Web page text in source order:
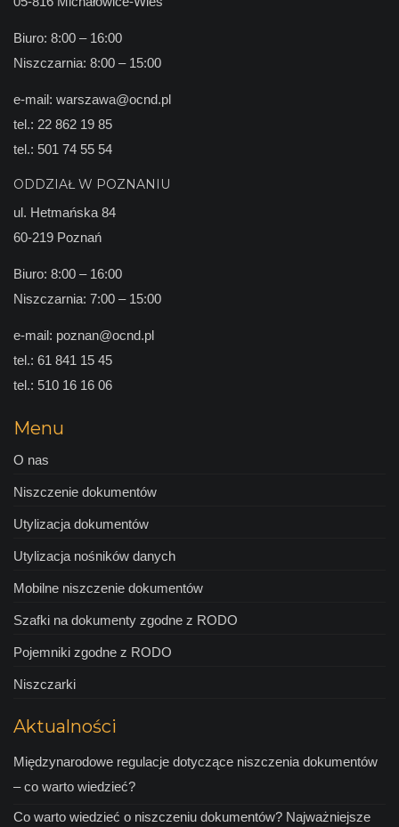
Biuro: 8:00 – 16:00
Niszczarnia: 8:00 – 15:00
e-mail: warszawa@ocnd.pl
tel.: 22 862 19 85
tel.: 501 74 55 54
ODDZIAŁ W POZNANIU
ul. Hetmańska 84
60-219 Poznań
Biuro: 8:00 – 16:00
Niszczarnia: 7:00 – 15:00
e-mail: poznan@ocnd.pl
tel.: 61 841 15 45
tel.: 510 16 16 06
Menu
O nas
Niszczenie dokumentów
Utylizacja dokumentów
Utylizacja nośników danych
Mobilne niszczenie dokumentów
Szafki na dokumenty zgodne z RODO
Pojemniki zgodne z RODO
Niszczarki
Aktualności
Międzynarodowe regulacje dotyczące niszczenia dokumentów
– co warto wiedzieć?
Co warto wiedzieć o niszczeniu dokumentów? Najważniejsze